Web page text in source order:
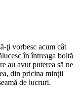
ţi vorbesc acum cât
în întreaga boltă
au avut puterea să ne
din pricina minţii
de lucruri.